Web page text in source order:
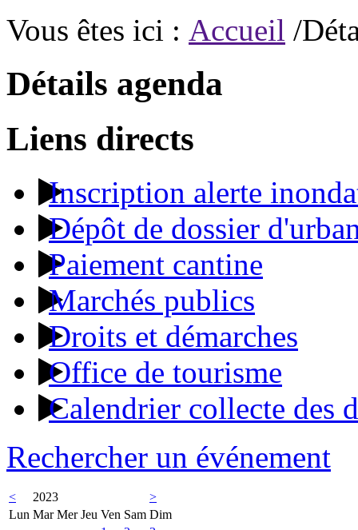
Vous êtes ici : Accueil /
Détails agenda
Liens directs
Inscription alerte
Dépôt de dossier
Paiement cantine
Marchés publics
Droits et démarches
Office de tourisme
Calendrier collecte des
Rechercher un événement
< 2023
>
Lun Mar Mer Jeu Ven Sam Dim